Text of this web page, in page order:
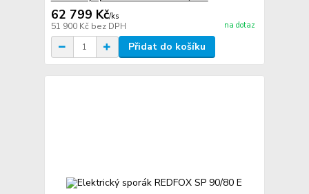
62 799 Kč/ks
51 900 Kč bez DPH na dotaz
Přidat do košíku